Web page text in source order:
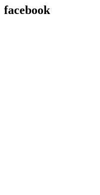
facebook